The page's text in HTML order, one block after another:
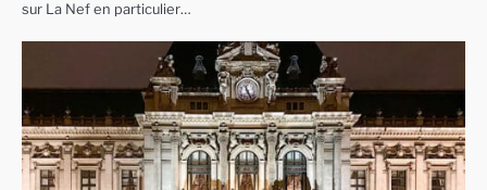
sur La Nef en particulier…